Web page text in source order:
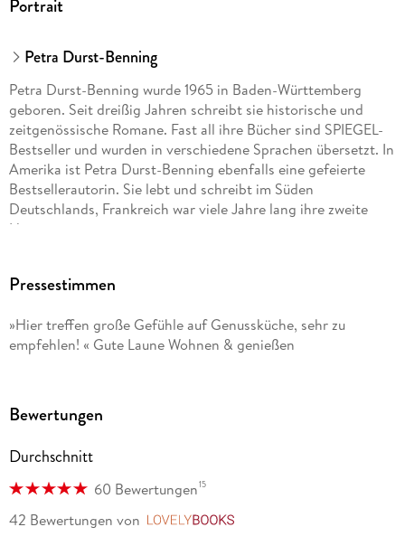
Portrait
Petra Durst-Benning
Petra Durst-Benning wurde 1965 in Baden-Württemberg
geboren. Seit dreißig Jahren schreibt sie historische und
zeitgenössische Romane. Fast all ihre Bücher sind SPIEGEL-
Bestseller und wurden in verschiedene Sprachen übersetzt. In
Amerika ist Petra Durst-Benning ebenfalls eine gefeierte
Bestsellerautorin. Sie lebt und schreibt im Süden
Deutschlands, Frankreich war viele Jahre lang ihre zweite
Heimat.
Pressestimmen
»Hier treffen große Gefühle auf Genussküche, sehr zu
empfehlen! « Gute Laune Wohnen & genießen
Bewertungen
Durchschnitt
60 Bewertungen15
42 Bewertungen von